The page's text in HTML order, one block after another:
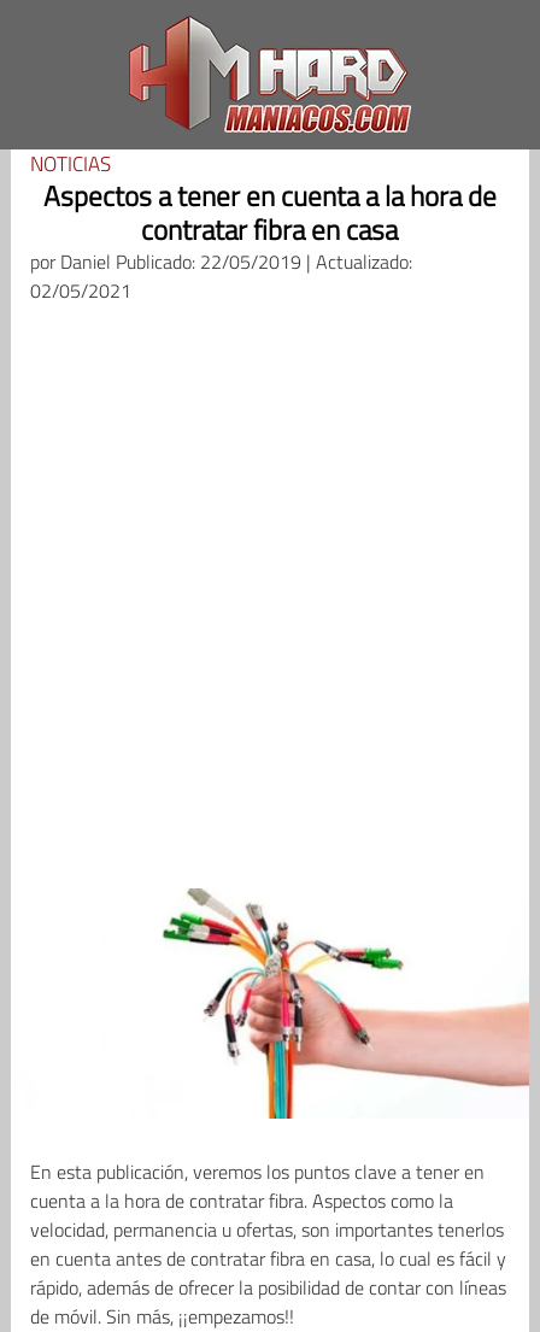
NOTICIAS
Aspectos a tener en cuenta a la hora de
contratar fibra en casa
porDaniel Publicado: 22/05/2019 | Actualizado:
02/05/2021
En esta publicación, veremos los puntos clave a tener en
cuenta a la hora de contratar fibra. Aspectos como la
velocidad, permanencia u ofertas, son importantes tenerlos
en cuenta antes de contratar fibra en casa, lo cual es fácil y
rápido, además de ofrecer la posibilidad de contar con líneas
de móvil. Sin más, ¡¡empezamos!!